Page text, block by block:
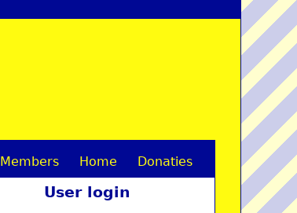
M
Members Home Donaties
User login